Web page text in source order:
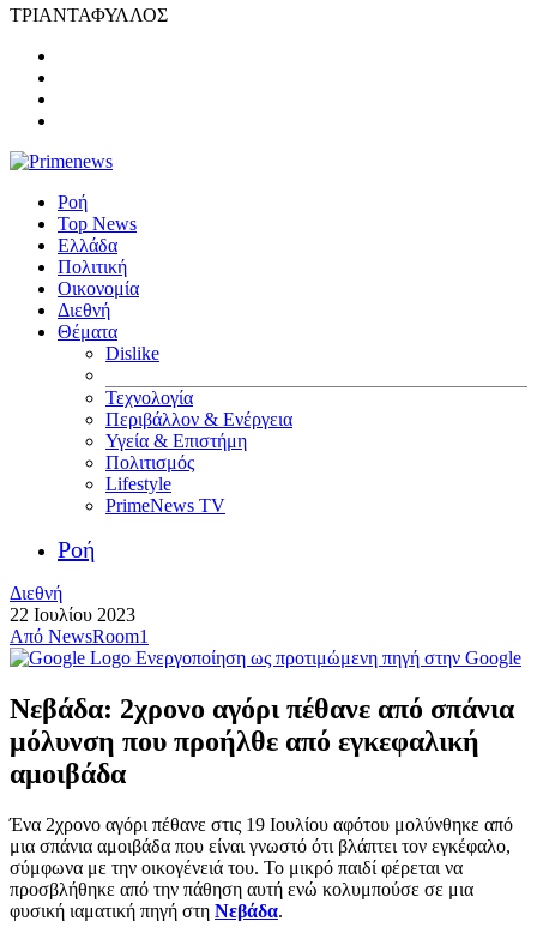
ΤΡΙΑΝΤΑΦΥΛΛΟΣ
Ροή
Top News
Ελλάδα
Πολιτική
Οικονομία
Διεθνή
Θέματα
Dislike
Τεχνολογία
Περιβάλλον & Ενέργεια
Υγεία & Επιστήμη
Πολιτισμός
Lifestyle
PrimeNews TV
Ροή
Διεθνή
22 Ιουλίου 2023
Από NewsRoom1
Ενεργοποίηση ως προτιμώμενη πηγή στην Google
Νεβάδα: 2χρονο αγόρι πέθανε από σπάνια
μόλυνση που προήλθε από εγκεφαλική
αμοιβάδα
Ένα 2χρονο αγόρι πέθανε στις 19 Ιουλίου αφότου μολύνθηκε από
μια σπάνια αμοιβάδα που είναι γνωστό ότι βλάπτει τον εγκέφαλο,
σύμφωνα με την οικογένειά του. Το μικρό παιδί φέρεται να
προσβλήθηκε από την πάθηση αυτή ενώ κολυμπούσε σε μια
φυσική ιαματική πηγή στη Νεβάδα.